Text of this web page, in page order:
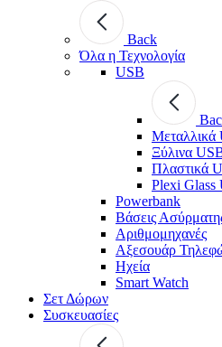
Back
Όλα η Τεχνολογία
USB
Μεταλλικά
Ξύλινα
Πλαστικά
Plexi Glass
Powerbank
Βάσεις
Αριθμομηχανές
Αξεσουάρ
Ηχεία
Smart Watch
Σετ Δώρων
Συσκευασίες